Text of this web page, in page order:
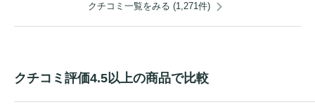
クチコミ一覧をみる (1,271件)
クチコミ評価4.5以上の商品で比較